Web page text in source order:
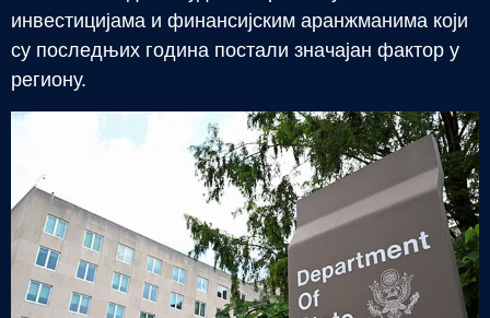
инвестицијама и финансијским аранжманима који
су последњих година постали значајан фактор у
региону.